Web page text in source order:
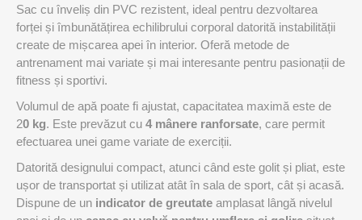
Sac cu înveliș din PVC rezistent, ideal pentru dezvoltarea
forței și îmbunătățirea echilibrului corporal datorită instabilității
create de mișcarea apei în interior. Oferă metode de
antrenament mai variate și mai interesante pentru pasionații de
fitness și sportivi.
Volumul de apă poate fi ajustat, capacitatea maximă este de
20 kg. Este prevăzut cu 4 mânere ranforsate, care permit
efectuarea unei game variate de exerciții.
Datorită designului compact, atunci când este golit și pliat, este
ușor de transportat și utilizat atât în sala de sport, cât și acasă.
Dispune de un indicator de greutate amplasat lângă nivelul